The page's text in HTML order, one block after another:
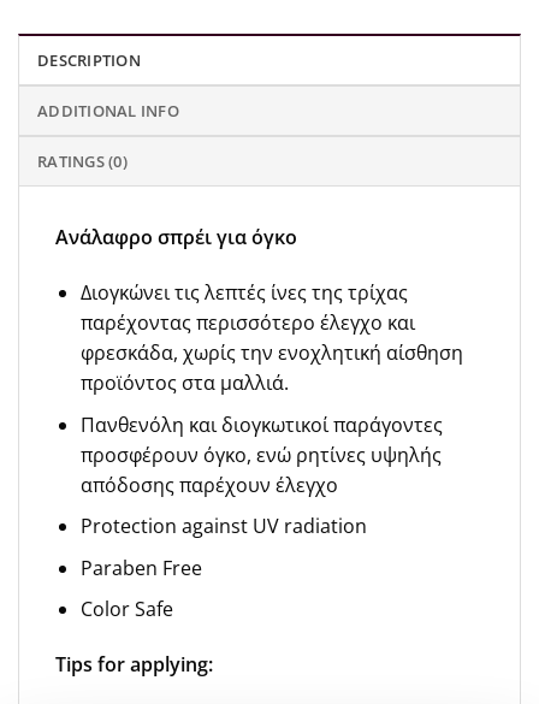
DESCRIPTION
ADDITIONAL INFO
RATINGS (0)
Ανάλαφρο σπρέι για όγκο
Διογκώνει τις λεπτές ίνες της τρίχας
παρέχοντας περισσότερο έλεγχο και
φρεσκάδα, χωρίς την ενοχλητική αίσθηση
προϊόντος στα μαλλιά.
Πανθενόλη και διογκωτικοί παράγοντες
προσφέρουν όγκο, ενώ ρητίνες υψηλής
απόδοσης παρέχουν έλεγχο
Protection against UV radiation
Paraben Free
Color Safe
Tips for applying: